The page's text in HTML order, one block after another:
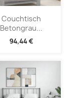
Couchtisch
Betongrau...
94,44 €